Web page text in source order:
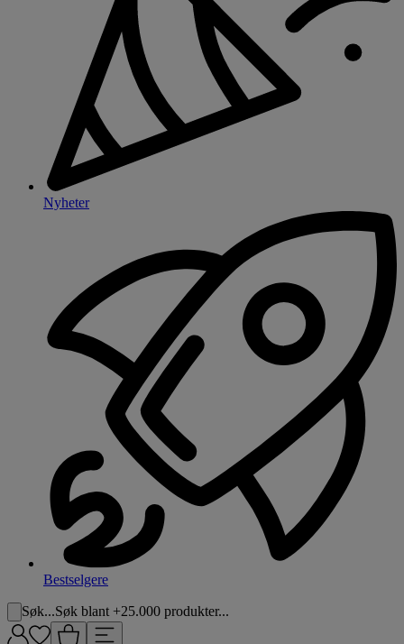
Nyheter
Bestselgere
Søk...Søk blant +25.000 produkter...